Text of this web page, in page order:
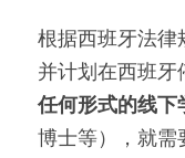
根据西班牙法律
并计划在西班牙
任何形式的线下
博士等），就需